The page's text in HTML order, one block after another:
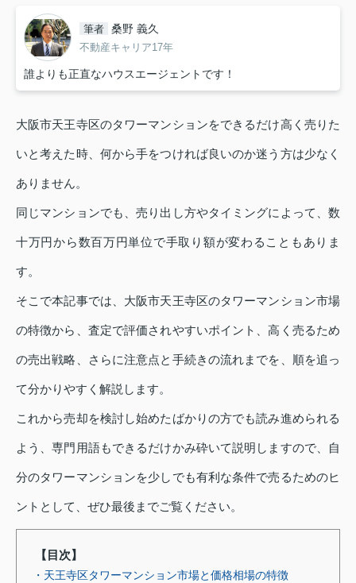
筆者 桑野 義久
不動産キャリア17年
誰よりも正直なハウスエージェントです！
大阪市天王寺区のタワーマンションをできるだけ高く売りた
いと考えた時、何から手をつければ良いのか迷う方は少なく
ありません。
同じマンションでも、売り出し方やタイミングによって、数
十万円から数百万円単位で手取り額が変わることもありま
す。
そこで本記事では、大阪市天王寺区のタワーマンション市場
の特徴から、査定で評価されやすいポイント、高く売るため
の売出戦略、さらに注意点と手続きの流れまでを、順を追っ
て分かりやすく解説します。
これから売却を検討し始めたばかりの方でも読み進められる
よう、専門用語もできるだけかみ砕いて説明しますので、自
分のタワーマンションを少しでも有利な条件で売るためのヒ
ントとして、ぜひ最後までご覧ください。
【目次】
・天王寺区タワーマンション市場と価格相場の特徴